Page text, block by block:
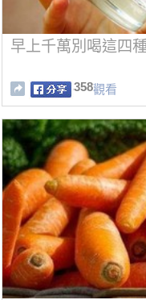
早上千萬別喝這四
358觀看